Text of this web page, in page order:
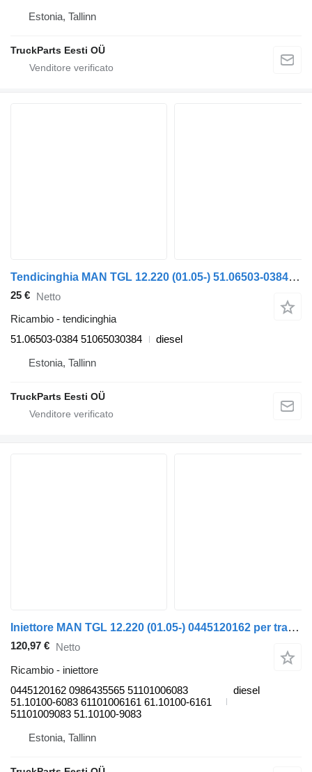
Estonia, Tallinn
TruckParts Eesti OÜ
Tendicinghia MAN TGL 12.220 (01.05-) 51.06503-0384 per trattore stradale MAN TGL, TGM, TGS, TGX (2005-2021)
25 € Netto
Ricambio - tendicinghia
51.06503-0384 51065030384
diesel
Estonia, Tallinn
TruckParts Eesti OÜ
Iniettore MAN TGL 12.220 (01.05-) 0445120162 per trattore stradale MAN TGL, TGM, TGS, TGX (2005-2021)
120,97 € Netto
Ricambio - iniettore
0445120162 0986435565 51101006083
51.10100-6083 61101006161 61.10100-6161
51101009083 51.10100-9083
diesel
Estonia, Tallinn